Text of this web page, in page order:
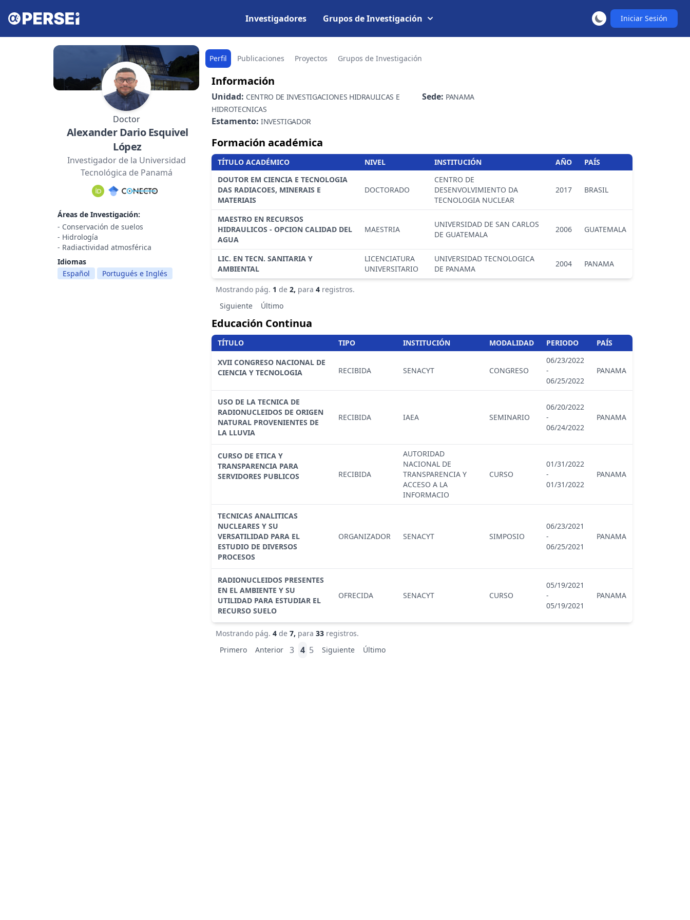
Iniciar Sesión
Investigadores Grupos de Investigación
Doctor
Alexander Dario Esquivel
López
Investigador de la Universidad
Tecnológica de Panamá
Áreas de Investigación:
- Conservación de suelos
- Hidrología
- Radiactividad atmosférica
Idiomas
Español
Portugués e Inglés
Perfil Publicaciones Proyectos Grupos de Investigación
Información
Unidad: CENTRO DE INVESTIGACIONES HIDRAULICAS E
HIDROTECNICAS
Sede: PANAMA
Estamento: INVESTIGADOR
Formación académica
TÍTULO ACADÉMICO NIVEL INSTITUCIÓN AÑO
PAÍS
DOUTOR EM CIENCIA E TECNOLOGIA
DAS RADIACOES, MINERAIS E
MATERIAIS
DOCTORADO
CENTRO DE
DESENVOLVIMIENTO DA
TECNOLOGIA NUCLEAR
2017 BRASIL
MAESTRO EN RECURSOS
HIDRAULICOS - OPCION CALIDAD DEL
AGUA
MAESTRIA
UNIVERSIDAD DE SAN CARLOS
DE GUATEMALA
2006 GUATEMALA
LIC. EN TECN. SANITARIA Y
AMBIENTAL
LICENCIATURA
UNIVERSITARIO
UNIVERSIDAD TECNOLOGICA
DE PANAMA
2004 PANAMA
Mostrando pág. 1 de 2, para 4 registros.
Siguiente
Último
Educación Continua
TÍTULO TIPO INSTITUCIÓN MODALIDAD PERIODO
PAÍS
XVII CONGRESO NACIONAL DE
CIENCIA Y TECNOLOGIA
RECIBIDA SENACYT CONGRESO
06/23/2022
-
06/25/2022
PANAMA
USO DE LA TECNICA DE
RADIONUCLEIDOS DE ORIGEN
NATURAL PROVENIENTES DE
LA LLUVIA
RECIBIDA IAEA SEMINARIO
06/20/2022
-
06/24/2022
PANAMA
CURSO DE ETICA Y
TRANSPARENCIA PARA
SERVIDORES PUBLICOS
RECIBIDA
AUTORIDAD
NACIONAL DE
TRANSPARENCIA Y
ACCESO A LA
INFORMACIO
CURSO
01/31/2022
-
01/31/2022
PANAMA
TECNICAS ANALITICAS
NUCLEARES Y SU
VERSATILIDAD PARA EL
ESTUDIO DE DIVERSOS
PROCESOS
ORGANIZADOR SENACYT SIMPOSIO
06/23/2021
-
06/25/2021
PANAMA
RADIONUCLEIDOS PRESENTES
EN EL AMBIENTE Y SU
UTILIDAD PARA ESTUDIAR EL
RECURSO SUELO
OFRECIDA SENACYT CURSO
05/19/2021
-
05/19/2021
PANAMA
Mostrando pág. 4 de 7, para 33 registros.
Primero
Anterior 3 4 5 Siguiente Último